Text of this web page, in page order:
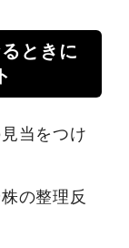
ときに
当をつけ
の整理反